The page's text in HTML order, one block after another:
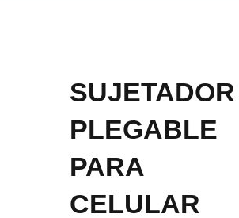
SUJETADOR
PLEGABLE
PARA
CELULAR